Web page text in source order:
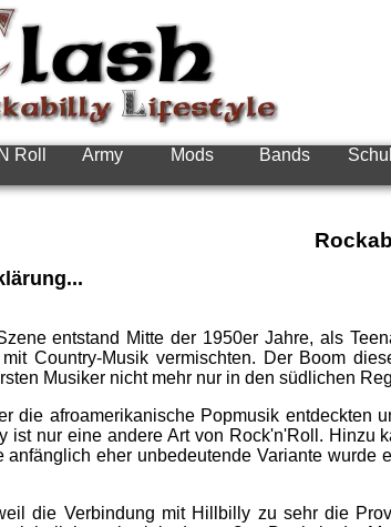
Roll Army Mods Bands
entstand Mitte der 1950er Jahre, als
Country-Musik vermischten. Der Boom
Musiker nicht mehr nur in den südlichen
die afroamerikanische Popmusik entdeckten
ist nur eine andere Art von Rock'n'Roll. Hinzu
eher unbedeutende Variante
die Verbindung mit Hillbilly zu sehr die